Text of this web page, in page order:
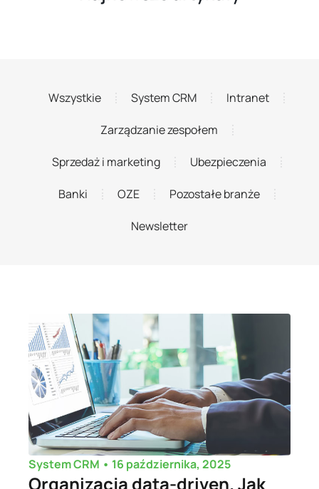
Wszystkie System CRM Intranet
Zarządzanie zespołem
Sprzedaż i marketing Ubezpieczenia
Banki OZE Pozostałe branże
Newsletter
System CRM • 16 października, 2025
Organizacja data-driven. Jak